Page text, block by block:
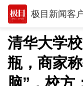
极目新闻客
推荐
观点
时政
清华大学
瓶，商家
脑”，校方